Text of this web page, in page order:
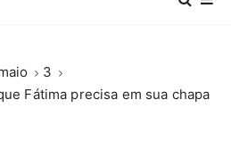
3
Fátima precisa em sua chapa